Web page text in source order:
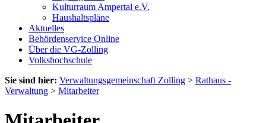
Kulturraum Ampertal e.V.
Haushaltspläne
Aktuelles
Behördenservice Online
Über die VG-Zolling
Volkshochschule
Sie sind hier: Verwaltungsgemeinschaft Zolling > Rathaus -
Verwaltung > Mitarbeiter